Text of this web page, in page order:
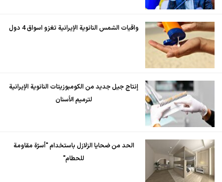
واقيات الشمس النانوية الإيرانية تغزو اسواق 4 دول
إنتاج جيل جديد من الكومبوزيتات النانوية الإيرانية
لترميم الأسنان
الحد من ضحايا الزلازل باستخدام "أسرّة مقاومة
للحطام"